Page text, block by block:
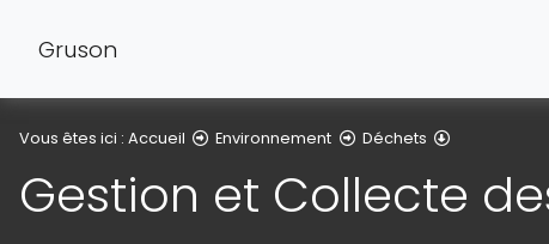
Gruson
Vous êtes ici : Accueil Environnement Déchets
Gestion et Collecte